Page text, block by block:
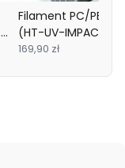
Filament PC/PBT
(HT-UV-IMPACT)
ROSA 3D 1.75mm
169,90 zł